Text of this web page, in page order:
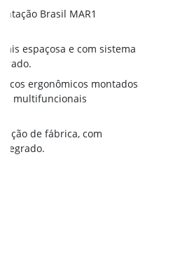
Brasil MAR1
espaçosa e com sistema
ergonômicos montados
multifuncionais
de fábrica, com